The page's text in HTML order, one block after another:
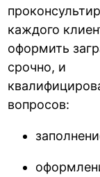
каждого
оформить
срочно, и
вопросов: